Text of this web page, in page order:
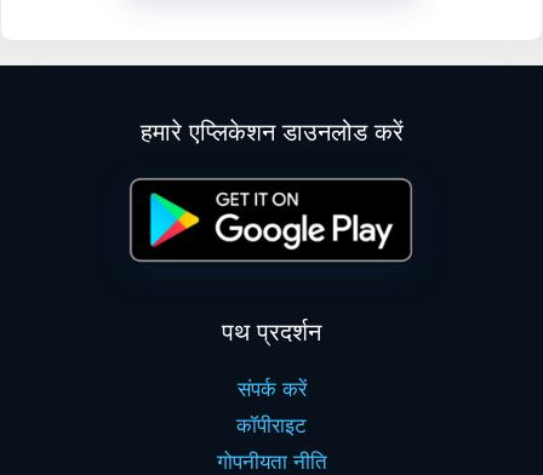
हमारे एप्लिकेशन डाउनलोड करें
पथ प्रदर्शन
संपर्क करें
कॉपीराइट
गोपनीयता नीति